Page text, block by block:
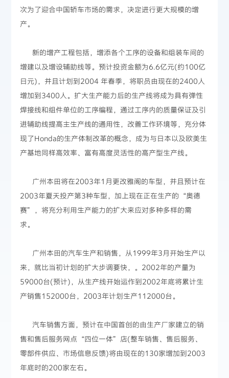
新闻资讯
次为了迎合中国轿车市场的需求，决定进行更大规模的增
产。
新的增产工程包括，增添各个工序的设备和组装车间的
增建以及增设辅助线等。预计投资金额为6.6亿元(约100亿
日元)，并且计划到2004 年春季，将职员由现在的2400人
增加到3400人。扩大生产能力后的生产线将成为具有弹性
焊接线和组件单位的工序编程，通过工序内的质量保证及引
进辅助线提高主生产线的通用性，改善工作环境等，充分体
现了Honda的生产体制改革的概念，成为与日本以及欧美生
产基地同样高效率、富有高度灵活性的高产型生产线。
广州本田将在2003年1月更改雅阁的车型，并且预计在
2003年夏天投产第3种车型，加上现在正在生产的“奥德
赛”，将充分利用生产能力的扩大来应对多种多样的需
求。
广州本田的汽车生产和销售，从1999年3月开始生产以
来，就比当初计划的扩大步调要快，。2002年的产量为
59000台(预计)，从生产线开始运作到2002年底将累计生
产销售152000台，2003年计划生产112000台。
汽车销售方面，预计在中国首创的由生产厂家建立的销
售和售后服务网点“四位一体”店(整车销售、售后服务、
零部件供应、市场信息反馈)将由现在的130家增加到2003
年底时的200家左右。